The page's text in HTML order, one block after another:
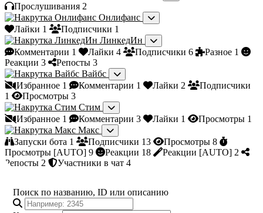
Прослушивания 2
Онлифанс
Лайки 1 Подписчики 1
ЛинкедИн
Комментарии 1 Лайки 4 Подписчики 6 Разное 1
Реакции 3 Репосты 3
Вайбс
Избранное 1 Комментарии 1 Лайки 2
Подписчики
1
Просмотры 3
Стим
Избранное 1 Комментарии 3 Лайки 1 Просмотры 1
Макс
Запуски бота 1 Подписчики 13 Просмотры 8
Просмотры [AUTO] 9 Реакции 18 Реакции [AUTO] 2
Репосты 2 Участники в чат 4
Поиск по названию, ID или описанию